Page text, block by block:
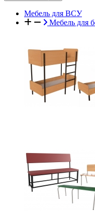
Мебель для ВСУ
Мебель для